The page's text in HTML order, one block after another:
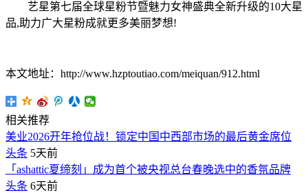
艺星第七届全球星粉节暨魅力女神盛典全新升级的10大星
品,助力广大星粉成就更多美丽梦想!
本文地址：http://www.hzptoutiao.com/meiquan/912.html
相关推荐
美业2026开年抢位战！锁定中国中西部市场的最后黄金席位
头条 5天前
「ashattic夏缔刻」成为首个被央视总台春晚选中的香氛品牌
头条 6天前